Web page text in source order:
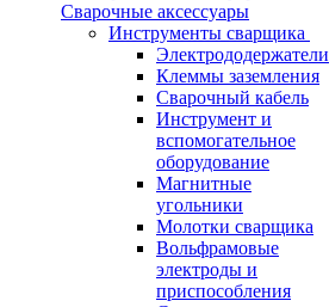
Сварочные аксессуары
Инструменты сварщика
Электрододержатели
Клеммы заземления
Сварочный кабель
Инструмент и
вспомогательное
оборудование
Магнитные
угольники
Молотки сварщика
Вольфрамовые
электроды и
приспособления